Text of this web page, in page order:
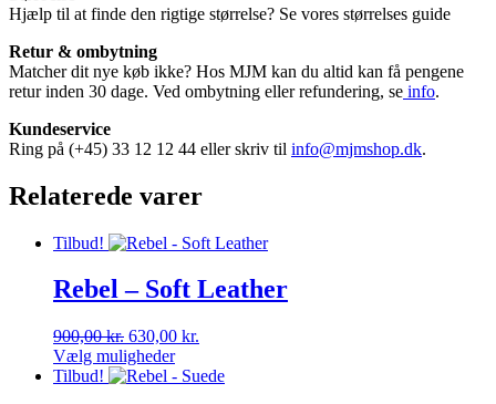
Hjælp til at finde den rigtige størrelse? Se vores størrelses guide
Retur & ombytning
Matcher dit nye køb ikke? Hos MJM kan du altid kan få pengene
retur inden 30 dage. Ved ombytning eller refundering, se info.
Kundeservice
Ring på (+45) 33 12 12 44 eller skriv til info@mjmshop.dk.
Relaterede varer
Tilbud!
Rebel – Soft Leather
900,00kr. Den
oprindelige
pris
630,00 kr.
pris
Vælg muligheder
Dette
Tilbud!